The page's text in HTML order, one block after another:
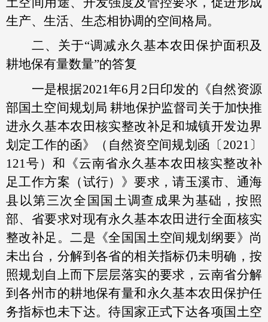
生产、生活、生态相协调的空间格局。
二、关于“调减永久基本农田保护面积及
耕地保有量数量”的答复
一是根据2021年6月2日印发的《自然资源
部国土空间规划局 耕地保护监督司关于加快推
进永久基本农田核实整改补足和城镇开发边界
划定工作的函》（自然资空间规划函〔2021〕
121号）和《云南省永久基本农田核实整改补
足工作方案（试行）》要求，请玉溪市、通海
县以第三次全国国土调查成果为基础，按照
部、省要求对现有永久基本农田进行全面核实
整改补足。二是《全国国土空间规划纲要》尚
未出台，分解到各省的相关指标仍未明确，按
照规划自上而下层层落实的要求，云南省分解
到各州市的耕地保有量和永久基本农田保护任
务指标也未下达。待国家正式下达各项国土空